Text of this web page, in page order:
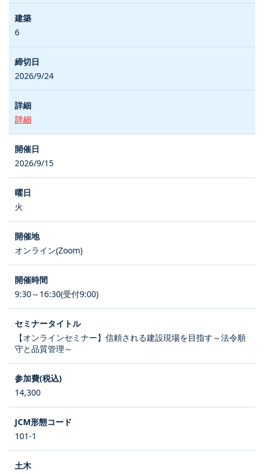
6
2026/9/24
詳細
2026/9/15
火
オンライン(Zoom)
9:30～16:30(受付9:00)
【オンラインセミナー】信頼される建設現場を目指す～法令順
守と品質管理～
14,300
101-1